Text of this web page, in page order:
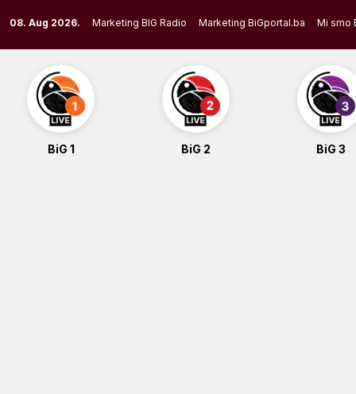
to
content
08. Aug 2026. Marketing BIG Radio Marketing BiGportal.ba Mi smo
BiG 1 BiG 2 BiG 3